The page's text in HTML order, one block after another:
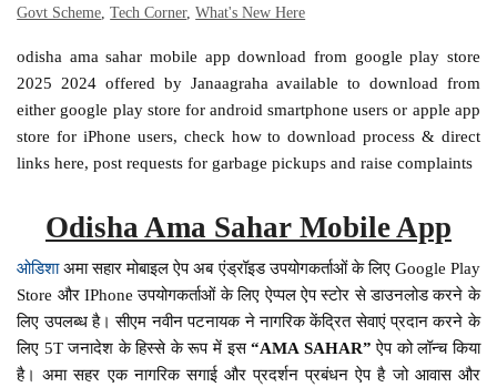
Govt Scheme ,Tech Corner,What's New Here
odisha ama sahar mobile app download from google play store
2025 2024 offered by Janaagraha available to download from
either google play store for android smartphone users or apple app
store for iPhone users, check how to download process & direct
links here, post requests for garbage pickups and raise complaints
Odisha Ama Sahar Mobile App
ओडिशाअमा सहार मोबाइल ऐप अब एंड्रॉइड उपयोगकर्ताओं के लिए Google Play
Store और IPhone उपयोगकर्ताओं के लिए ऐप्पल ऐप स्टोर से डाउनलोड करने के
लिए उपलब्ध है। सीएम नवीन पटनायक ने नागरिक केंद्रित सेवाएं प्रदान करने के
लिए 5T जनादेश के हिस्से के रूप में इस“AMA SAHAR” ऐप को लॉन्च किया
है। अमा सहर एक नागरिक सगाई और प्रदर्शन प्रबंधन ऐप है जो आवास और